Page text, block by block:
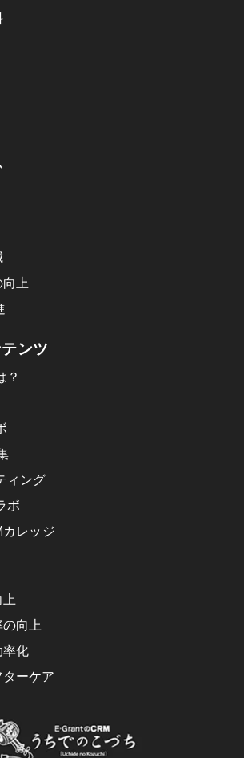
供
。
意がある場合
の為に弊社が必要と判断した場合
タとして、お客さま個人を識別で
工した場合
争解決のため、または弊社サービ
提供が必要と弊社が判断した場
ます。
様に個人情報保護に関する取り
し、契約にあたっては取得情報
れるよう確保します。
全管理
報を取り扱うに当たり、個人情
するため、以下のような措置を
よう努めます。
護措置
不正アクセスの防止等に適切な
上
ンツ
？
ィング
ボ
レッジ
向上
率化
ーケア